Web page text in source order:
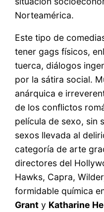
Norteamérica.
Este tipo de
tener gags físicos,
tuerca, diálogos
por la sátira social.
anárquica e
de los conflictos
película de sexo, sin
sexos llevada al
categoría de arte
directores del
Hawks, Capra,
formidable química
Grant y Katharine